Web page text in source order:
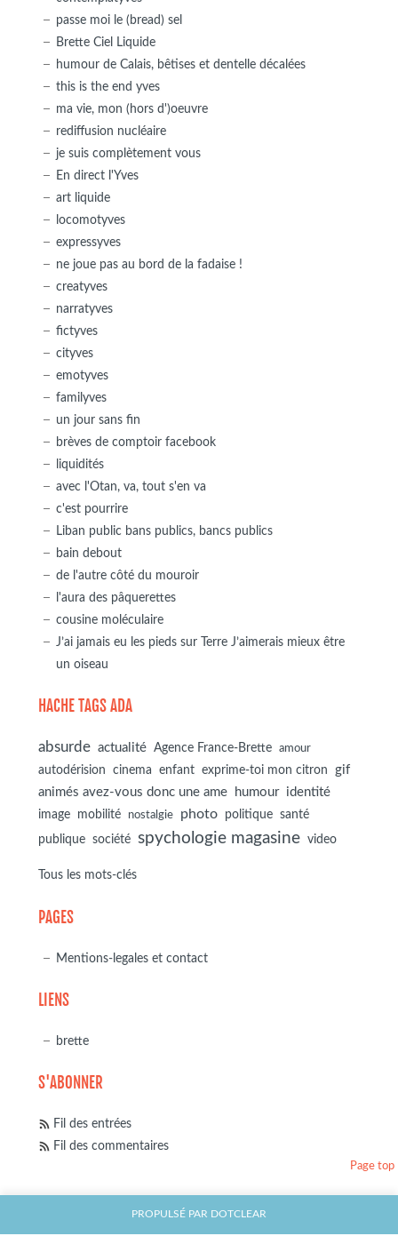
passe moi le (bread) sel
Brette Ciel Liquide
humour de Calais, bêtises et dentelle décalées
this is the end yves
ma vie, mon (hors d')oeuvre
rediffusion nucléaire
je suis complètement vous
En direct l'Yves
art liquide
locomotyves
expressyves
ne joue pas au bord de la fadaise !
creatyves
narratyves
fictyves
cityves
emotyves
familyves
un jour sans fin
brèves de comptoir facebook
liquidités
avec l'Otan, va, tout s'en va
c'est pourrire
Liban public bans publics, bancs publics
bain debout
de l'autre côté du mouroir
l'aura des pâquerettes
cousine moléculaire
J’ai jamais eu les pieds sur Terre J’aimerais mieux être
un oiseau
HACHE TAGS ADA
absurde actualité Agence France-Brette amour
autodérision cinema enfant exprime-toi mon citron
gif
animés avez-vous donc une ame
humour identité
image mobilité nostalgie photo politique
santé
publique
société spychologie magasine video
Tous les mots-clés
PAGES
Mentions-legales et contact
LIENS
brette
S'ABONNER
Fil des entrées
Fil des commentaires
PROPULSÉ PAR DOTCLEAR
Page top